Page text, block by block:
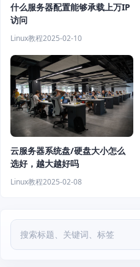
什么服务器配置能够承载上万IP
访问
Linux教程2025-02-10
云服务器系统盘/硬盘大小怎么
选好，越大越好吗
Linux教程2025-02-08